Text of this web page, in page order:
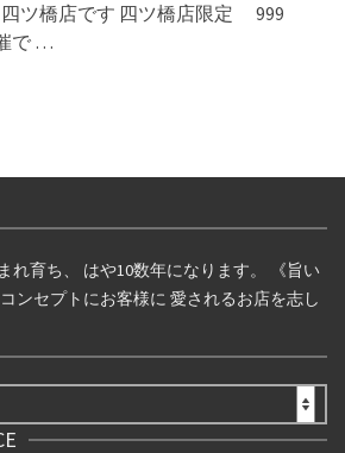
ツ橋店です 四ツ橋店限定 999
で …
れ育ち、 はや10数年になります。 《旨い
ンセプトにお客様に 愛されるお店を志し